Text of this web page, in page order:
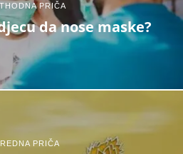
PRIČA
da nose maske?
PRIČA